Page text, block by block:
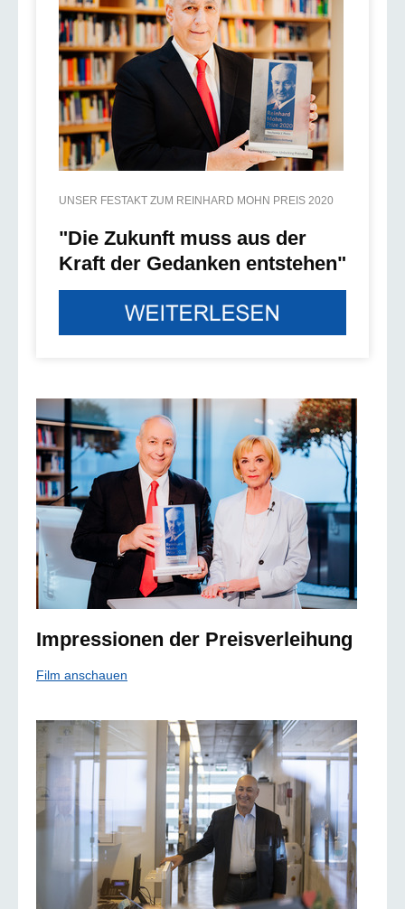
UNSER FESTAKT ZUM REINHARD MOHN PREIS 2020
"Die Zukunft muss aus der
Kraft der Gedanken entstehen"
Impressionen der Preisverleihung
Film anschauen